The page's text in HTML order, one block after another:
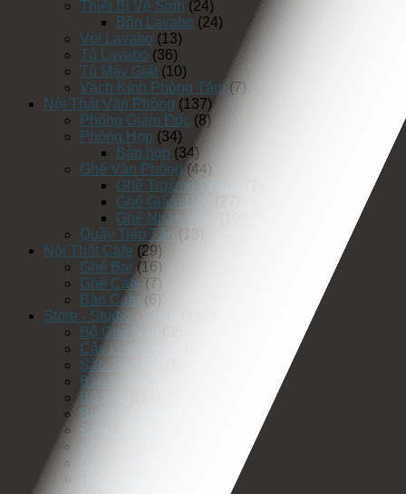
Thiết Bị Vệ Sinh (24)
Bồn Lavabo (24)
Vòi Lavabo (13)
Tủ Lavabo (36)
Tủ Máy Giặt (10)
Vách Kính Phòng Tắm (7)
Nội Thất Văn Phòng (137)
Phòng Giám Đốc (8)
Phòng Họp (34)
Bàn họp (34)
Ghế Văn Phòng (44)
Ghế Trưởng Phòng
Ghế Giám Đốc
Ghế Nhân Viên
Quầy Tiếp Tân (13)
Nội Thất Cafe (29)
Ghế Bar (16)
Ghế Cafe (7)
Bàn Cafe (6)
Store - Studio - Shop
Bộ Ghế Nail
Cây Livestream
Sào Treo Đồ
Bàn Makeup Pro
Bộ Sofa
Bục Thử Váy Cưới
Đèn Led Rọi
Ghế Bar
Gương Đèn Led